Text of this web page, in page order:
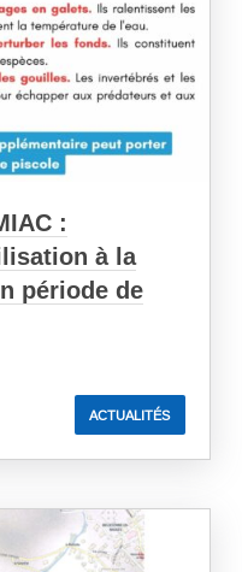
:
à la
période de
ACTUALITÉS